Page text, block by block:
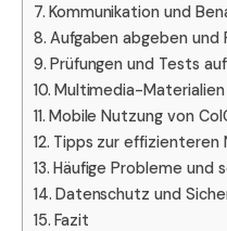
Kommunikation und
Aufgaben abgeben und
Prüfungen und Tests
Multimedia-
Mobile Nutzung von
Tipps zur effizienteren
Häufige Probleme und
Datenschutz und
Fazit